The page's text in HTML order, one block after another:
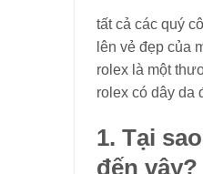
tất cả các quý
lên vẻ đẹp của
rolex là một
rolex có dây da
1. Tại
đến vậy?